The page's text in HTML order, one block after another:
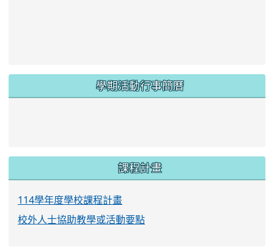
學期活動行事簡曆
課程計畫
114學年度學校課程計畫
校外人士協助教學或活動要點